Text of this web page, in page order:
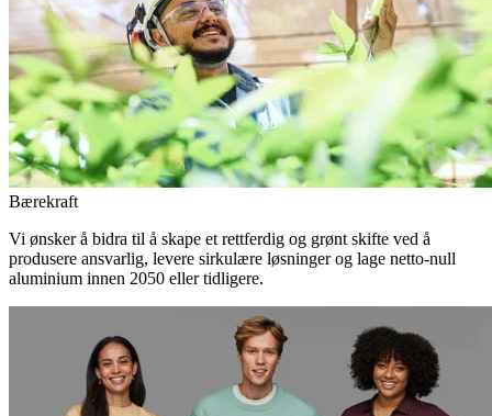
Bærekraft
Vi ønsker å bidra til å skape et rettferdig og grønt skifte ved å
produsere ansvarlig, levere sirkulære løsninger og lage netto-null
aluminium innen 2050 eller tidligere.